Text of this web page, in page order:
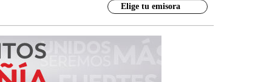
Elige tu emisora